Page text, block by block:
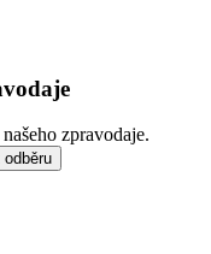
zpravodaje.